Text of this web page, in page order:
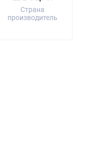
Страна
производитель